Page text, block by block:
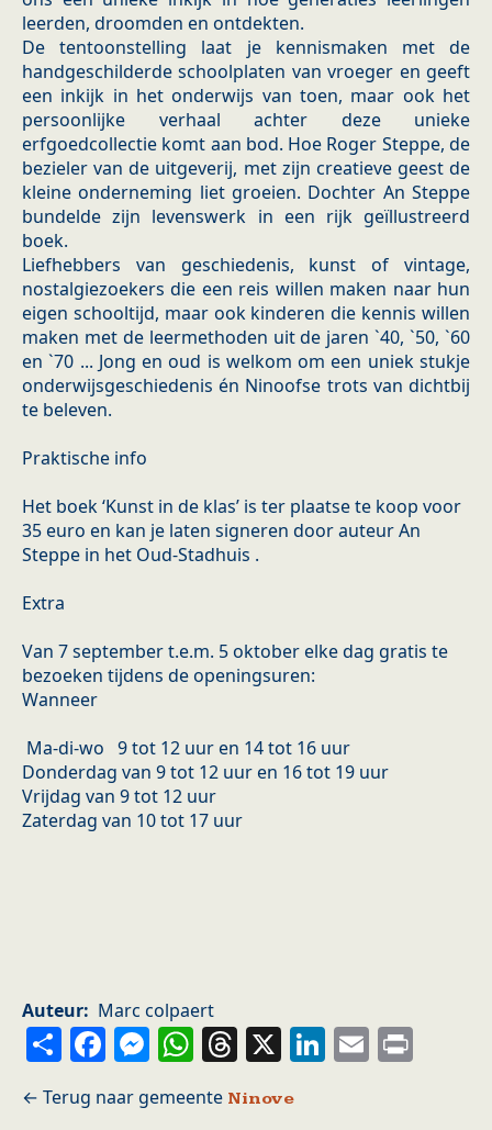
leerden, droomden en ontdekten.
De tentoonstelling laat je kennismaken met de
handgeschilderde schoolplaten van vroeger en geeft
een inkijk in het onderwijs van toen, maar ook het
persoonlijke verhaal achter deze unieke
erfgoedcollectie komt aan bod. Hoe Roger Steppe, de
bezieler van de uitgeverij, met zijn creatieve geest de
kleine onderneming liet groeien. Dochter An Steppe
bundelde zijn levenswerk in een rijk geïllustreerd
boek.
Liefhebbers van geschiedenis, kunst of vintage,
nostalgiezoekers die een reis willen maken naar hun
eigen schooltijd, maar ook kinderen die kennis willen
maken met de leermethoden uit de jaren `40, `50, `60
en `70 ... Jong en oud is welkom om een uniek stukje
onderwijsgeschiedenis én Ninoofse trots van dichtbij
te beleven.
Praktische info
Het boek ‘Kunst in de klas’ is ter plaatse te koop voor
35 euro en kan je laten signeren door auteur An
Steppe in het Oud-Stadhuis .
Extra
Van 7 september t.e.m. 5 oktober elke dag gratis te
bezoeken tijdens de openingsuren:
Wanneer
Ma-di-wo 9 tot 12 uur en 14 tot 16 uur
Donderdag van 9 tot 12 uur en 16 tot 19 uur
Vrijdag van 9 tot 12 uur
Zaterdag van 10 tot 17 uur
Auteur Marc colpaert
ShareFacebook
Messenger
WhatsApp
Threads
X LinkedIn
Email
Ninove